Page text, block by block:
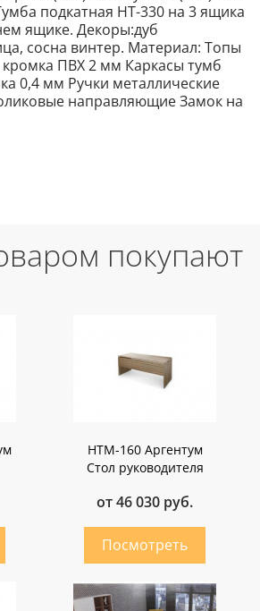
подкатная НТ-330 на 3 ящика
ящике. Декоры:дуб
сосна винтер. Материал: Топы
ПВХ 2 мм Каркасы тумб
0,4 мм Ручки металлические
направляющие Замок на
покупают
НТМ-160 Аргентум
Стол руководителя
от 46 030 руб.